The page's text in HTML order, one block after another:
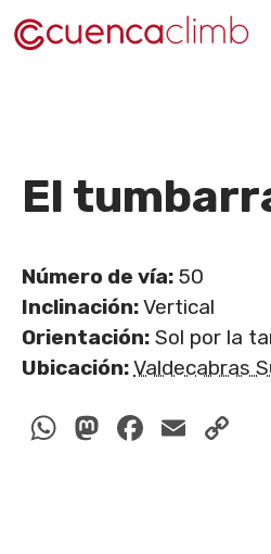
Saltar
al
El
Número de vía: 50
Inclinación:Vertical
Orientación: Sol por la
Ubicación:Valdecabras
WhatsApp
Mastodon
Email